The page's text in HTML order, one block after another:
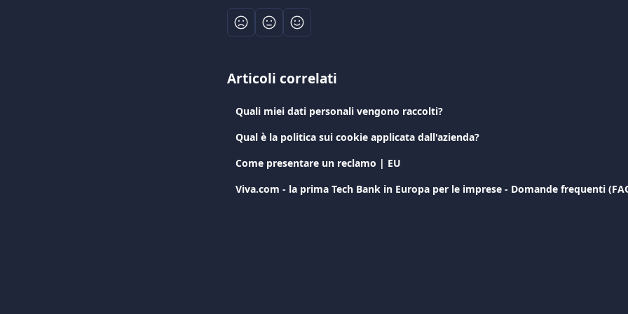
Articoli correlati
Quali miei dati personali vengono raccolti?
Qual è la politica sui cookie applicata dall'azienda?
Come presentare un reclamo | EU
Viva.com - la prima Tech Bank in Europa per le imprese - Domande frequenti